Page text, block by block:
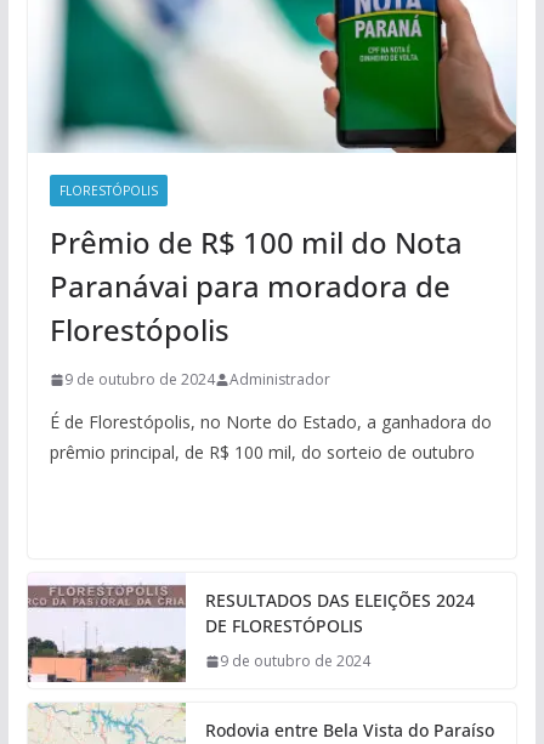
FLORESTÓPOLIS
Prêmio de R$ 100 mil do Nota
Paranávai para moradora de
Florestópolis
9 de outubro de 2024 Administrador
É de Florestópolis, no Norte do Estado, a ganhadora do
prêmio principal, de R$ 100 mil, do sorteio de outubro
RESULTADOS DAS ELEIÇÕES 2024
DE FLORESTÓPOLIS
9 de outubro de 2024
Rodovia entre Bela Vista do Paraíso